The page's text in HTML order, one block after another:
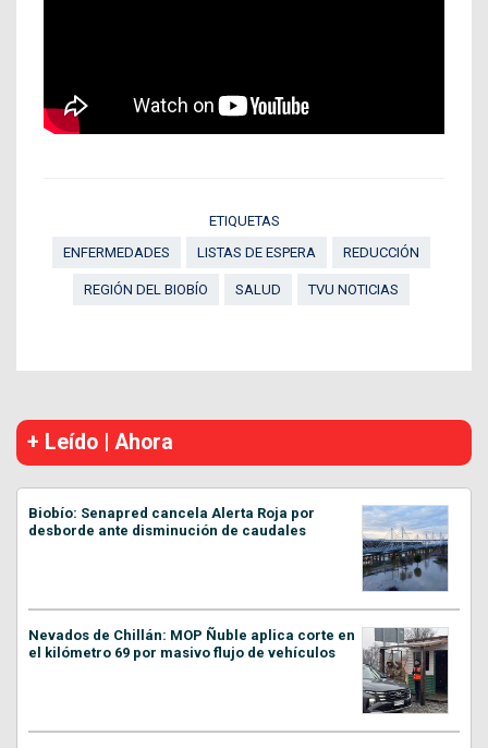
ETIQUETAS
ENFERMEDADES
LISTAS DE ESPERA REDUCCIÓN
REGIÓN DEL BIOBÍO SALUD TVU NOTICIAS
+ Leído | Ahora
Biobío: Senapred cancela Alerta Roja por
desborde ante disminución de caudales
Nevados de Chillán: MOP Ñuble aplica corte en
el kilómetro 69 por masivo flujo de vehículos